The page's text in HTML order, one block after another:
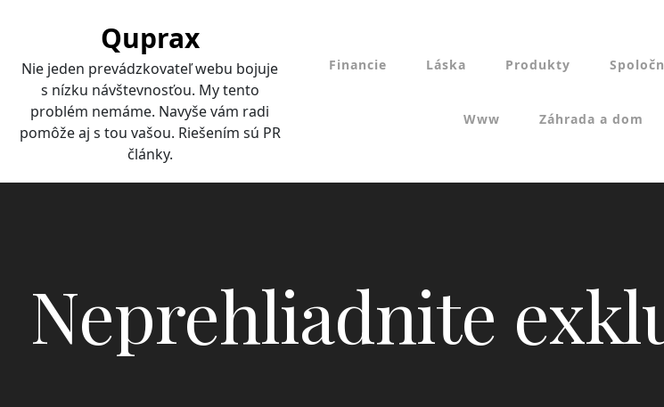
Quprax
Nie jeden prevádzkovateľ webu bojuje
s nízku návštevnosťou. My tento
problém nemáme. Navyše vám radi
pomôže aj s tou vašou. Riešením sú PR
články.
Financie Láska Produkty
Www Záhrada a dom
Neprehliadnite